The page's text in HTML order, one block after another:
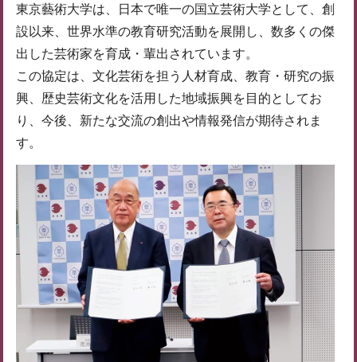
東京藝術大学は、日本で唯一の国立芸術大学として、創
設以来、世界水準の教育研究活動を展開し、数多くの傑
出した芸術家を育成・輩出されています。
この協定は、文化芸術を担う人材育成、教育・研究の振
興、歴史芸術文化を活用した地域振興を目的としてお
り、今後、新たな交流の創出や情報発信が期待されま
す。